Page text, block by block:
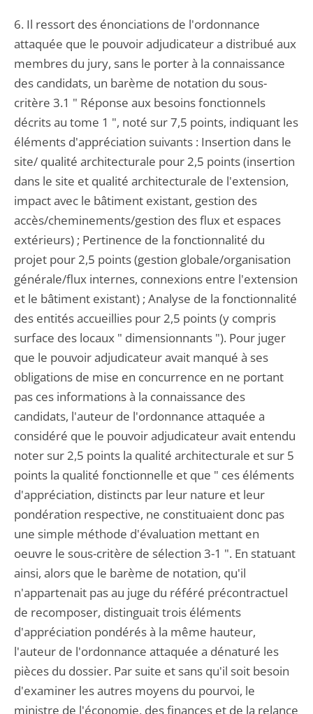
6. Il ressort des énonciations de l'ordonnance
attaquée que le pouvoir adjudicateur a distribué aux
membres du jury, sans le porter à la connaissance
des candidats, un barème de notation du sous-
critère 3.1 " Réponse aux besoins fonctionnels
décrits au tome 1 ", noté sur 7,5 points, indiquant les
éléments d'appréciation suivants : Insertion dans le
site/ qualité architecturale pour 2,5 points (insertion
dans le site et qualité architecturale de l'extension,
impact avec le bâtiment existant, gestion des
accès/cheminements/gestion des flux et espaces
extérieurs) ; Pertinence de la fonctionnalité du
projet pour 2,5 points (gestion globale/organisation
générale/flux internes, connexions entre l'extension
et le bâtiment existant) ; Analyse de la fonctionnalité
des entités accueillies pour 2,5 points (y compris
surface des locaux " dimensionnants "). Pour juger
que le pouvoir adjudicateur avait manqué à ses
obligations de mise en concurrence en ne portant
pas ces informations à la connaissance des
candidats, l'auteur de l'ordonnance attaquée a
considéré que le pouvoir adjudicateur avait entendu
noter sur 2,5 points la qualité architecturale et sur 5
points la qualité fonctionnelle et que " ces éléments
d'appréciation, distincts par leur nature et leur
pondération respective, ne constituaient donc pas
une simple méthode d'évaluation mettant en
oeuvre le sous-critère de sélection 3-1 ". En statuant
ainsi, alors que le barème de notation, qu'il
n'appartenait pas au juge du référé précontractuel
de recomposer, distinguait trois éléments
d'appréciation pondérés à la même hauteur,
l'auteur de l'ordonnance attaquée a dénaturé les
pièces du dossier. Par suite et sans qu'il soit besoin
d'examiner les autres moyens du pourvoi, le
ministre de l'économie, des finances et de la relance